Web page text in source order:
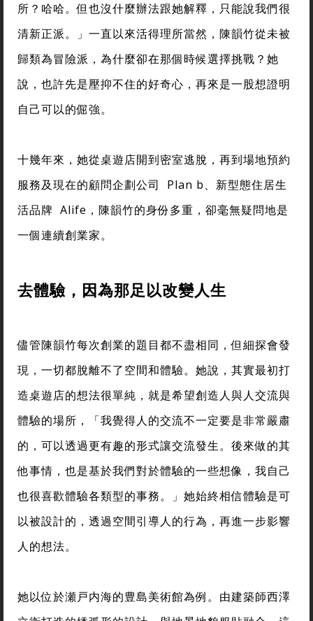
所？哈哈。但也沒什麼辦法跟她解釋，只能說我們很
清新正派。」一直以來活得理所當然，陳韻竹從未被
歸類為冒險派，為什麼卻在那個時候選擇挑戰？她
說，也許先是壓抑不住的好奇心，再來是一股想證明
自己可以的倔強。
十幾年來，她從桌遊店開到密室逃脫，再到場地預約
服務及現在的顧問企劃公司 Plan b、新型態住居生
活品牌 Alife，陳韻竹的身份多重，卻毫無疑問地是
一個連續創業家。
去體驗，因為那足以改變人生
儘管陳韻竹每次創業的題目都不盡相同，但細探會發
現，一切都脫離不了空間和體驗。她說，其實最初打
造桌遊店的想法很單純，就是希望創造人與人交流與
體驗的場所，「我覺得人的交流不一定要是非常嚴肅
的，可以透過更有趣的形式讓交流發生。後來做的其
他事情，也是基於我們對於體驗的一些想像，我自己
也很喜歡體驗各類型的事務。」她始終相信體驗是可
以被設計的，透過空間引導人的行為，再進一步影響
人的想法。
她以位於瀬戸内海的豊島美術館為例。由建築師西澤